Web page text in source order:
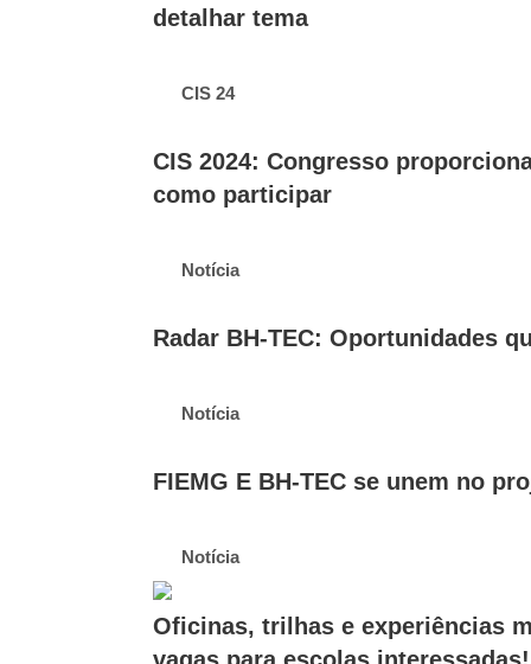
detalhar tema
CIS 24
CIS 2024: Congresso
como participar
Notícia
Radar BH-TEC: Oportunidades
Notícia
FIEMG E BH-TEC se unem no
Notícia
Oficinas, trilhas e experiências